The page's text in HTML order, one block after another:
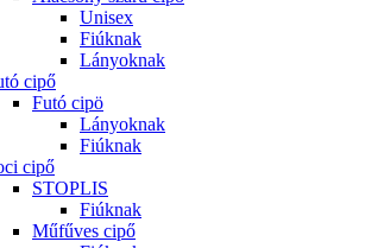
Unisex
Fiúknak
Lányoknak
cipő
Futó cipö
Lányoknak
Fiúknak
cipő
STOPLIS
Fiúknak
Műfűves cipő